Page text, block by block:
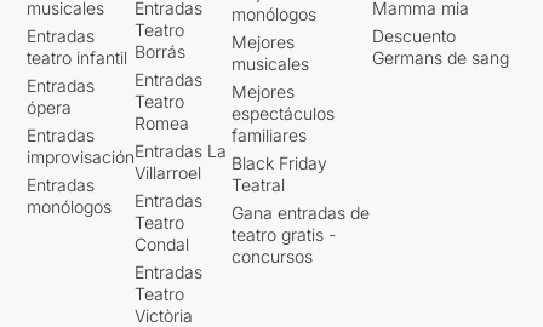
musicales
Entradas
teatro infantil
Entradas
ópera
Entradas
improvisación
Entradas
monólogos
Entradas
Teatro
Borrás
Entradas
Teatro
Romea
Entradas La
Villarroel
Entradas
Teatro
Condal
Entradas
Teatro
Victòria
monólogos
Mejores
musicales
Mejores
espectáculos
familiares
Black Friday
Teatral
Gana entradas de
teatro gratis -
concursos
Mamma mia
Descuento
Germans de sang